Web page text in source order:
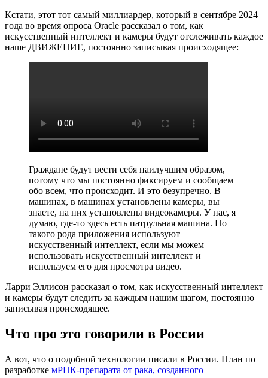
Кстати, этот тот самый миллиардер, который в сентябре 2024
года во время опроса Oracle рассказал о том, как
искусственный интеллект и камеры будут отслеживать каждое
наше ДВИЖЕНИЕ, постоянно записывая происходящее:
Граждане будут вести себя наилучшим образом,
потому что мы постоянно фиксируем и сообщаем
обо всем, что происходит. И это безупречно. В
машинах, в машинах установлены камеры, вы
знаете, на них установлены видеокамеры. У нас, я
думаю, где-то здесь есть патрульная машина. Но
такого рода приложения используют
искусственный интеллект, если мы можем
использовать искусственный интеллект и
используем его для просмотра видео.
Ларри Эллисон рассказал о том, как искусственный интеллект
и камеры будут следить за каждым нашим шагом, постоянно
записывая происходящее.
Что про это говорили в России
А вот, что о подобной технологии писали в России. План по
разработке мРНК-препарата от рака, созданного